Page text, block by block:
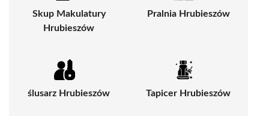
Skup Makulatury
Hrubieszów
Pralnia Hrubieszów
ślusarz Hrubieszów Tapicer Hrubieszów